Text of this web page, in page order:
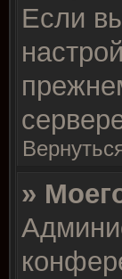
Если
»